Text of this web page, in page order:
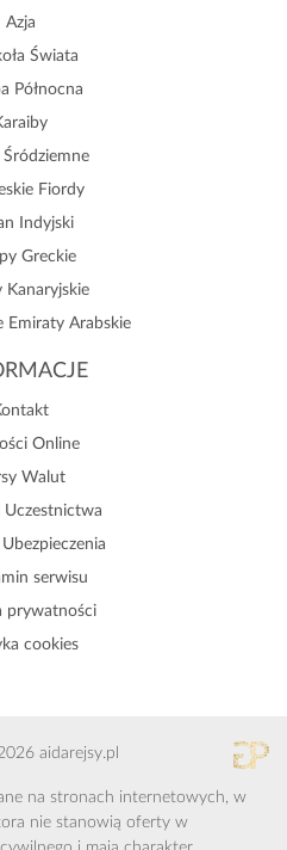
Azja
Świata
Północna
Śródziemne
Fiordy
Indyjski
Greckie
Kanaryjskie
Emiraty Arabskie
Online
Walut
serwisu
prywatności
cookies
aidarejsy.pl
na stronach internetowych, w
nie stanowią oferty w